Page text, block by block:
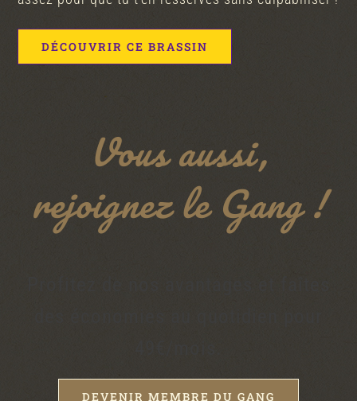
DÉCOUVRIR CE BRASSIN
Vous aussi,
rejoignez le Gang !
DEVENIR MEMBRE DU GANG